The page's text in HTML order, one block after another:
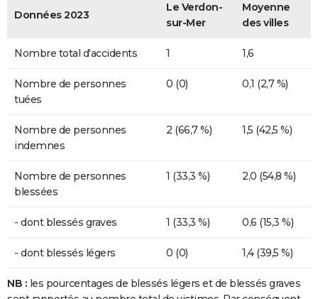
Données 2023
Le Verdon-
sur-Mer
Moyenne
des villes
Nombre total d'accidents 1 1,6
Nombre de personnes
tuées
0 (0) 0,1 (2,7 %)
Nombre de personnes
indemnes
2 (66,7 %) 1,5 (42,5 %)
Nombre de personnes
blessées
1 (33,3 %) 2,0 (54,8 %)
- dont blessés graves 1 (33,3 %) 0,6 (15,3 %)
- dont blessés légers 0 (0) 1,4 (39,5 %)
NB : les pourcentages de blessés légers et de blessés graves